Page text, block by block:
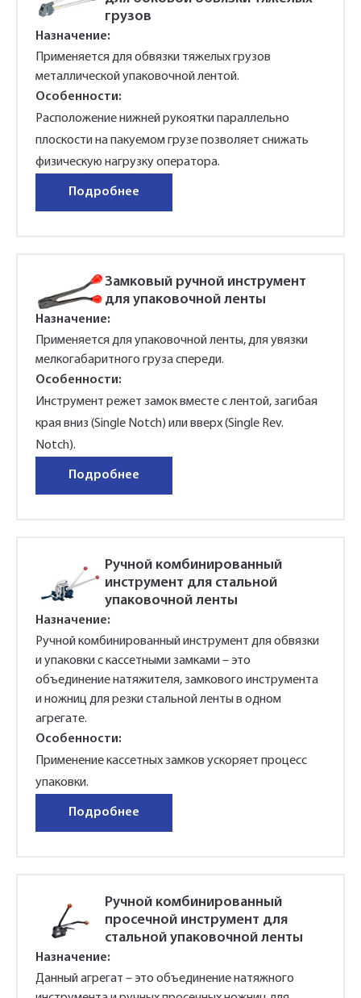
грузов
Назначение:
Применяется для обвязки тяжелых грузов
металлической упаковочной лентой.
Особенности:
Расположение нижней рукоятки параллельно
плоскости на пакуемом грузе позволяет снижать
физическую нагрузку оператора.
Подробнее
Замковый ручной инструмент
для упаковочной ленты
Назначение:
Применяется для упаковочной ленты, для увязки
мелкогабаритного груза спереди.
Особенности:
Инструмент режет замок вместе с лентой, загибая
края вниз (Single Notch) или вверх (Single Rev.
Notch).
Подробнее
Ручной комбинированный
инструмент для стальной
упаковочной ленты
Назначение:
Ручной комбинированный инструмент для обвязки
и упаковки с кассетными замками – это
объединение натяжителя, замкового инструмента
и ножниц для резки стальной ленты в одном
агрегате.
Особенности:
Применение кассетных замков ускоряет процесс
упаковки.
Подробнее
Ручной комбинированный
просечной инструмент для
стальной упаковочной ленты
Назначение:
Данный агрегат – это объединение натяжного
политикой
конфиденциальности
нами в ближайшее время
Ваш заказ будет обработан нами в
соответствии cполитикой
конфиденциальности
соответствии cполитикой
конфиденциальности